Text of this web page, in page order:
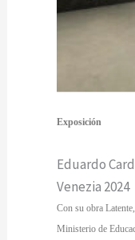
Exposición
Eduardo
Venezia 2024
Con su obra
Ministerio de